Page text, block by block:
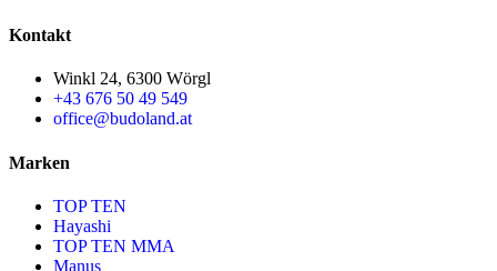
Kontakt
Winkl 24, 6300 Wörgl
+43 676 50 49 549
office@budoland.at
Marken
TOP TEN
Hayashi
TOP TEN MMA
Manus